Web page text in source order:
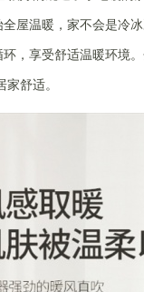
屋温暖，家不会是冷
，享受舒适温暖环境
舒适。